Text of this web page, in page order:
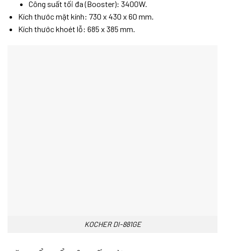
Công suất tối đa (Booster): 3400W.
Kích thước mặt kính: 730 x 430 x 60 mm.
Kích thước khoét lỗ: 685 x 385 mm.
KOCHER DI-881GE